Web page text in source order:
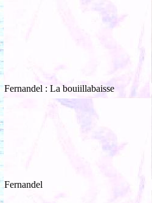
Fernandel : La bouiillabaisse
Fernandel